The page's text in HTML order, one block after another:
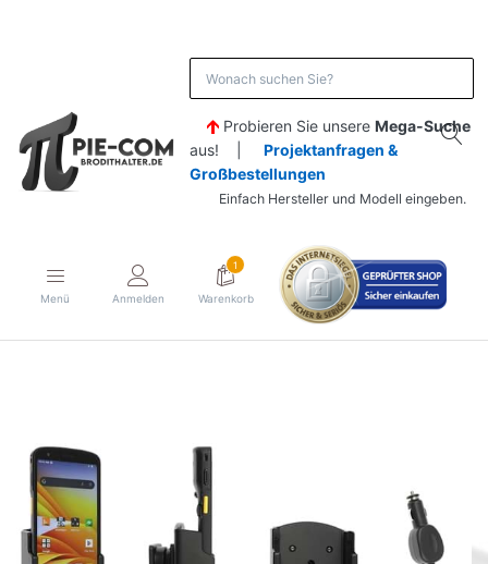
Probieren Sie unsere Mega-Suche
aus! | Projektanfragen &
Großbestellungen
Einfach Hersteller und Modell eingeben.
Menü Anmelden
1
Warenkorb